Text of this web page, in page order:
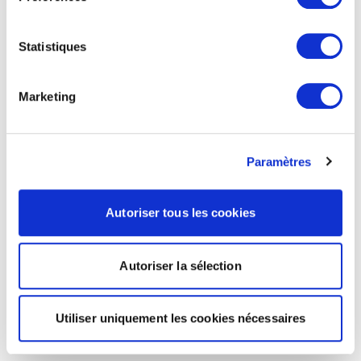
Statistiques
Marketing
Paramètres
Autoriser tous les cookies
Autoriser la sélection
Utiliser uniquement les cookies nécessaires